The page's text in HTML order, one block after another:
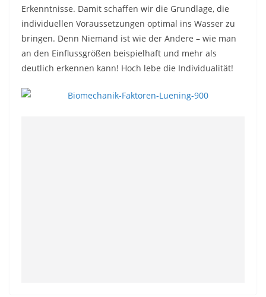
Erkenntnisse. Damit schaffen wir die Grundlage, die
individuellen Voraussetzungen optimal ins Wasser zu
bringen. Denn Niemand ist wie der Andere – wie man
an den Einflussgrößen beispielhaft und mehr als
deutlich erkennen kann! Hoch lebe die Individualität!